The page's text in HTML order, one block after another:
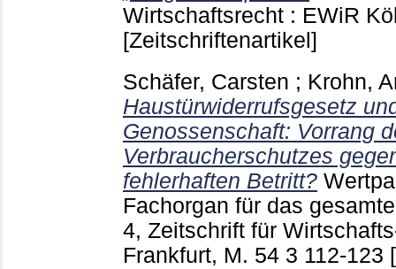
Wirtschaftsrecht : EWiR
[Zeitschriftenartikel]
Schäfer, Carsten ; Krohn,
Haustürwiderrufsgesetz
Genossenschaft: Vorrang
Verbraucherschutzes
fehlerhaften Betritt?
Fachorgan für das
4, Zeitschrift für
Frankfurt, M. 54 3 112-123